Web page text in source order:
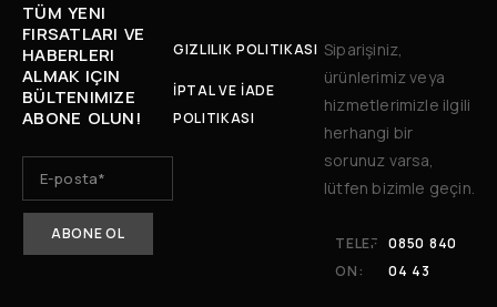
TÜM YENI
FIRSATLARI VE
HABERLERI
ALMAK IÇIN
BÜLTENIMIZE
ABONE OLUN!
GIZLILIK POLITIKASI
İPTAL VE İADE
POLITIKASI
Siparişiniz,
ürünlerimiz veya
hizmetlerimizle ilgili
herhangi bir
sorunuz varsa,
lütfen bizimle geçin.
TELEF
ON:
0850 840
04 43